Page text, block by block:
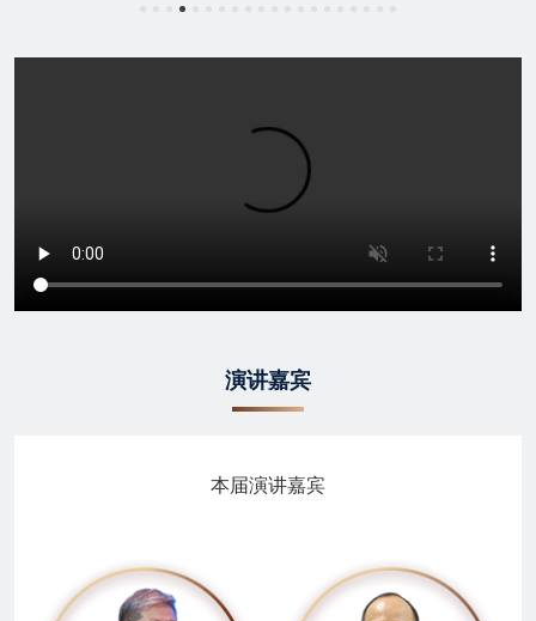
演讲嘉宾
本届演讲嘉宾